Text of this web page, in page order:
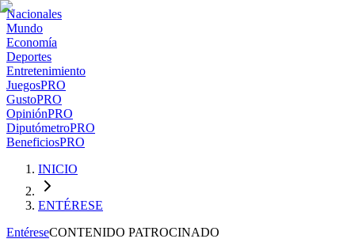
Nacionales
Mundo
Economía
Deportes
Entretenimiento
JuegosPRO
GustoPRO
OpiniónPRO
DiputómetroPRO
BeneficiosPRO
INICIO
ENTÉRESE
EntéreseCONTENIDO PATROCINADO